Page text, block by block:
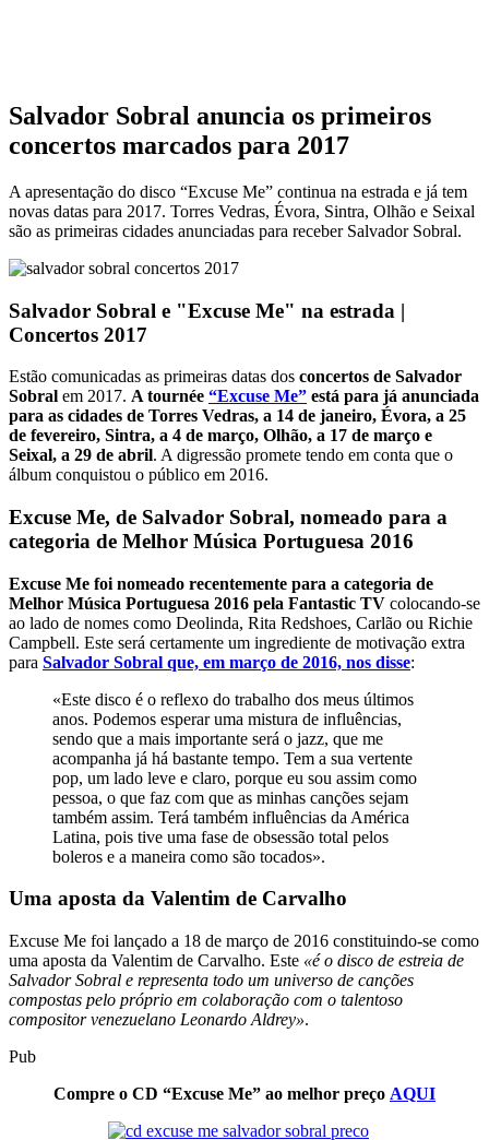
Salvador Sobral anuncia os primeiros
concertos marcados para 2017
A apresentação do disco “Excuse Me” continua na estrada e já tem
novas datas para 2017. Torres Vedras, Évora, Sintra, Olhão e Seixal
são as primeiras cidades anunciadas para receber Salvador Sobral.
Salvador Sobral e "Excuse Me" na estrada |
Concertos 2017
Estão comunicadas as primeiras datas dos concertos de Salvador
Sobral em 2017. A tournée “Excuse Me” está para já anunciada
para as cidades de Torres Vedras, a 14 de janeiro, Évora, a 25
de fevereiro, Sintra, a 4 de março, Olhão, a 17 de março e
Seixal, a 29 de abril. A digressão promete tendo em conta que o
álbum conquistou o público em 2016.
Excuse Me, de Salvador Sobral, nomeado para a
categoria de Melhor Música Portuguesa 2016
Excuse Me foi nomeado recentemente para a categoria de
Melhor Música Portuguesa 2016 pela Fantastic TV colocando-se
ao lado de nomes como Deolinda, Rita Redshoes, Carlão ou Richie
Campbell. Este será certamente um ingrediente de motivação extra
para Salvador Sobral que, em março de 2016, nos disse:
«Este disco é o reflexo do trabalho dos meus últimos
anos. Podemos esperar uma mistura de influências,
sendo que a mais importante será o jazz, que me
acompanha já há bastante tempo. Tem a sua vertente
pop, um lado leve e claro, porque eu sou assim como
pessoa, o que faz com que as minhas canções sejam
também assim. Terá também influências da América
Latina, pois tive uma fase de obsessão total pelos
boleros e a maneira como são tocados».
Uma aposta da Valentim de Carvalho
Excuse Me foi lançado a 18 de março de 2016 constituindo-se como
uma aposta da Valentim de Carvalho. Este «é o disco de estreia de
Salvador Sobral e representa todo um universo de canções
compostas pelo próprio em colaboração com o talentoso
compositor venezuelano Leonardo Aldrey».
Pub
Compre o CD “Excuse Me” ao melhor preço AQUI